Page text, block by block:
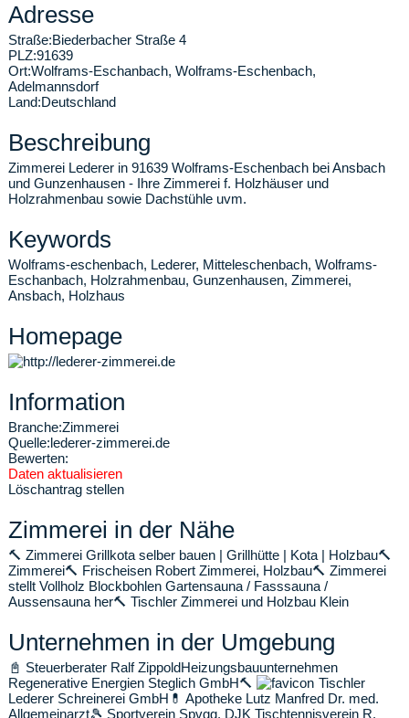
Adresse
Straße:Biederbacher Straße 4
PLZ:91639
Ort:Wolframs-Eschanbach, Wolframs-Eschenbach,
Adelmannsdorf
Land:Deutschland
Beschreibung
Zimmerei Lederer in 91639 Wolframs-Eschenbach bei Ansbach
und Gunzenhausen - Ihre Zimmerei f. Holzhäuser und
Holzrahmenbau sowie Dachstühle uvm.
Keywords
Wolframs-eschenbach, Lederer, Mitteleschenbach, Wolframs-
Eschanbach, Holzrahmenbau, Gunzenhausen, Zimmerei,
Ansbach, Holzhaus
Homepage
Information
Branche:Zimmerei
Quelle:lederer-zimmerei.de
Bewerten:
Daten aktualisieren
Löschantrag stellen
Zimmerei in der Nähe
🔨 Zimmerei Grillkota selber bauen | Grillhütte | Kota | Holzbau🔨
Zimmerei🔨 Frischeisen Robert Zimmerei, Holzbau🔨 Zimmerei
stellt Vollholz Blockbohlen Gartensauna / Fasssauna /
Aussensauna her🔨 Tischler Zimmerei und Holzbau Klein
Unternehmen in der Umgebung
📓 Steuerberater Ralf ZippoldHeizungsbauunternehmen
Regenerative Energien Steglich GmbH🔨
Tischler
Lederer Schreinerei GmbH 💊 Apotheke Lutz Manfred Dr. med.
Allgemeinarzt🎾 Sportverein Spvgg. DJK Tischtennisverein R.